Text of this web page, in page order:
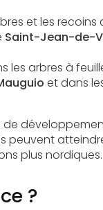
et les
Saint-Jean-de-
les arbres à
et dans
de
peuvent
plus nordiques.
?